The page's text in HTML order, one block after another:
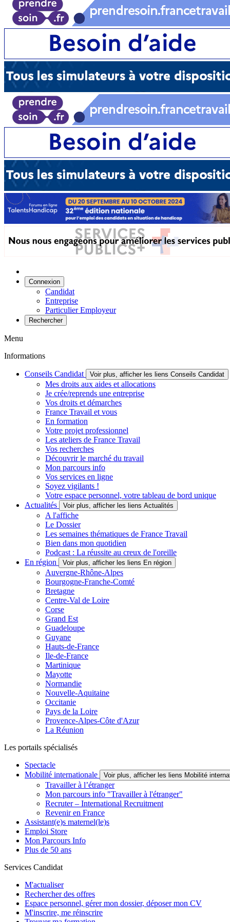
Connexion
Candidat
Entreprise
Particulier Employeur
Rechercher
Menu
Informations
Conseils Candidat Voir plus, afficher les liens Conseils Candidat
Mes droits aux aides et allocations
Je crée/reprends une entreprise
Vos droits et démarches
France Travail et vous
En formation
Votre projet professionnel
Les ateliers de France Travail
Vos recherches
Découvrir le marché du travail
Mon parcours info
Vos services en ligne
Soyez vigilants !
Votre espace personnel, votre tableau de bord unique
Actualités
Voir plus, afficher les liens Actualités
A l'affiche
Le Dossier
Les semaines thématiques de France Travail
Bien dans mon quotidien
Podcast : La réussite au creux de l'oreille
En région
Voir plus, afficher les liens En région
Auvergne-Rhône-Alpes
Bourgogne-Franche-Comté
Bretagne
Centre-Val de Loire
Corse
Grand Est
Guadeloupe
Guyane
Hauts-de-France
Ile-de-France
Martinique
Mayotte
Normandie
Nouvelle-Aquitaine
Occitanie
Pays de la Loire
Provence-Alpes-Côte d'Azur
La Réunion
Les portails spécialisés
Spectacle
Mobilité internationale
Voir plus, afficher les liens Mobilité
Travailler à l’étranger
Mon parcours info "Travailler à l'étranger"
Recruter – International Recruitment
Revenir en France
Assistant(e)s maternel(le)s
Emploi Store
Mon Parcours Info
Plus de 50 ans
Services Candidat
M'actualiser
Rechercher des offres
Espace personnel, gérer mon dossier, déposer mon CV
M'inscrire, me réinscrire